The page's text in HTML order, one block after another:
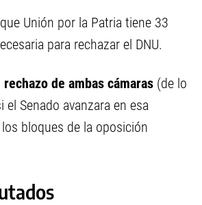
Unión por la Patria tiene 33
para rechazar el DNU.
de ambas cámaras (de lo
Senado avanzara en esa
bloques de la oposición